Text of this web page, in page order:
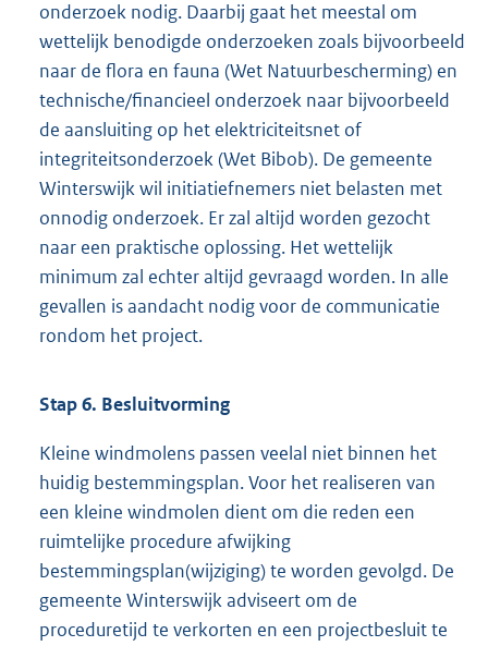
onderzoek nodig. Daarbij gaat het meestal om
wettelijk benodigde onderzoeken zoals bijvoorbeeld
naar de flora en fauna (Wet Natuurbescherming) en
technische/financieel onderzoek naar bijvoorbeeld
de aansluiting op het elektriciteitsnet of
integriteitsonderzoek (Wet Bibob). De gemeente
Winterswijk wil initiatiefnemers niet belasten met
onnodig onderzoek. Er zal altijd worden gezocht
naar een praktische oplossing. Het wettelijk
minimum zal echter altijd gevraagd worden. In alle
gevallen is aandacht nodig voor de communicatie
rondom het project.
Stap 6. Besluitvorming
Kleine windmolens passen veelal niet binnen het
huidig bestemmingsplan. Voor het realiseren van
een kleine windmolen dient om die reden een
ruimtelijke procedure afwijking
bestemmingsplan(wijziging) te worden gevolgd. De
gemeente Winterswijk adviseert om de
proceduretijd te verkorten en een projectbesluit te